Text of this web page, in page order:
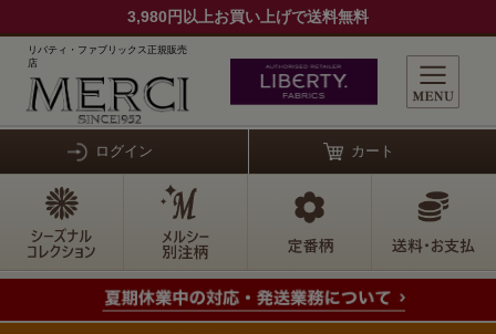
3,980円以上お買い上げで送料無料
リバティ・ファブリックス正規販売
店
ログイン カート